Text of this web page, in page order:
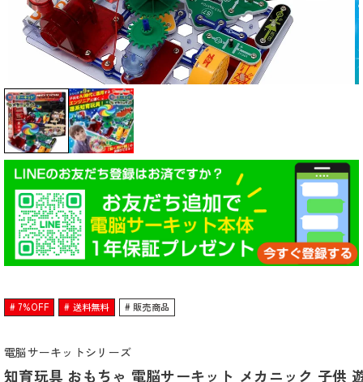
7%OFF 送料無料 販売商品
電脳サーキットシリーズ
知育玩具 おもちゃ 電脳サーキット メカニック 子供